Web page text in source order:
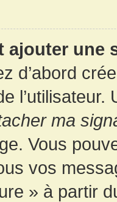
ajouter une
d’abord
ma
Vous
vos
» à partir